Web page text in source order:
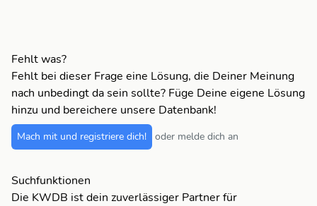
Fehlt was?
Fehlt bei dieser Frage eine Lösung, die Deiner Meinung
nach unbedingt da sein sollte? Füge Deine eigene Lösung
hinzu und bereichere unsere Datenbank!
Mach mit und registriere dich! oder melde dich an
Suchfunktionen
Die KWDB ist dein zuverlässiger Partner für